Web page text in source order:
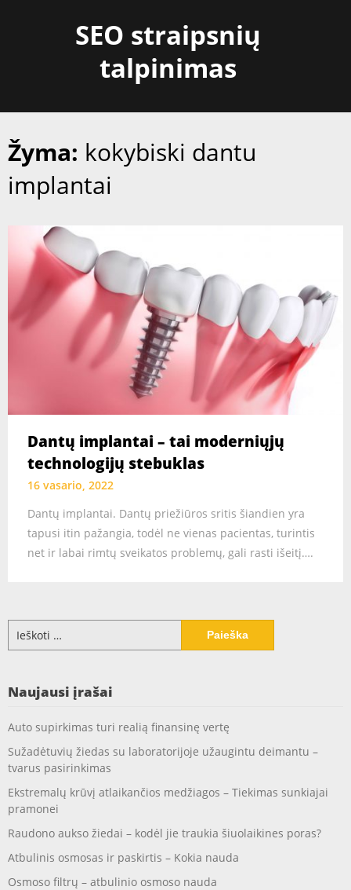
SEO straipsnių
talpinimas
Žyma: kokybiski dantu
implantai
Dantų implantai – tai moderniųjų
technologijų stebuklas
16 vasario, 2022
Dantų implantai. Dantų priežiūros sritis šiandien yra
tapusi itin pažangia, todėl ne vienas pacientas, turintis
net ir labai rimtų sveikatos problemų, gali rasti išeitį….
Naujausi įrašai
Auto supirkimas turi realią finansinę vertę
Sužadėtuvių žiedas su laboratorijoje užaugintu deimantu –
tvarus pasirinkimas
Ekstremalų krūvį atlaikančios medžiagos – Tiekimas sunkiajai
pramonei
Raudono aukso žiedai – kodėl jie traukia šiuolaikines poras?
Atbulinis osmosas ir paskirtis – Kokia nauda
Osmoso filtrų – atbulinio osmoso nauda